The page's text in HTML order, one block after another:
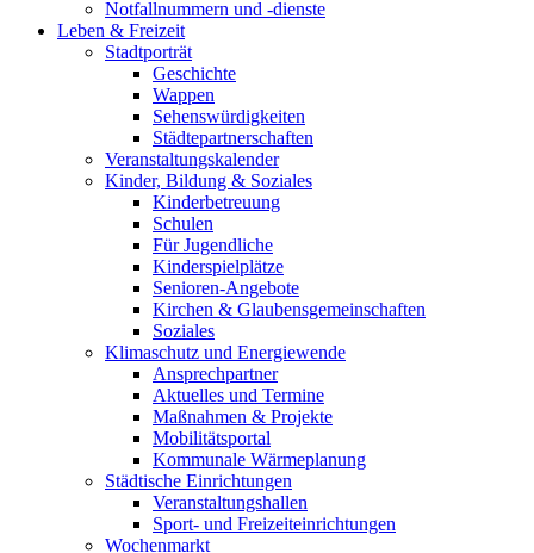
Notfallnummern und -dienste
Leben & Freizeit
Stadtporträt
Geschichte
Wappen
Sehenswürdigkeiten
Städtepartnerschaften
Veranstaltungskalender
Kinder, Bildung & Soziales
Kinderbetreuung
Schulen
Für Jugendliche
Kinderspielplätze
Senioren-Angebote
Kirchen & Glaubensgemeinschaften
Soziales
Klimaschutz und Energiewende
Ansprechpartner
Aktuelles und Termine
Maßnahmen & Projekte
Mobilitätsportal
Kommunale Wärmeplanung
Städtische Einrichtungen
Veranstaltungshallen
Sport- und Freizeiteinrichtungen
Wochenmarkt